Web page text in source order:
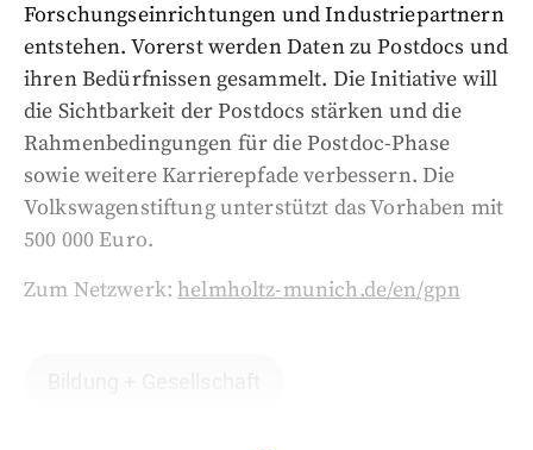
Forschungseinrichtungen und Industriepartnern
entstehen. Vorerst werden Daten zu Postdocs und
ihren Bedürfnissen gesammelt. Die Initiative will
die Sichtbarkeit der Postdocs stärken und die
Rahmenbedingungen für die Postdoc-Phase
sowie weitere Karrierepfade verbessern. Die
Volkswagenstiftung unterstützt das Vorhaben mit
500 000 Euro.
Zum Netzwerk:helmholtz-munich.de/en/gpn